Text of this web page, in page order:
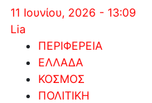
11 Ιουνίου, 2026 - 13:09
Lia
ΠΕΡΙΦΕΡΕΙΑ
ΕΛΛΑΔΑ
ΚΟΣΜΟΣ
ΠΟΛΙΤΙΚΗ